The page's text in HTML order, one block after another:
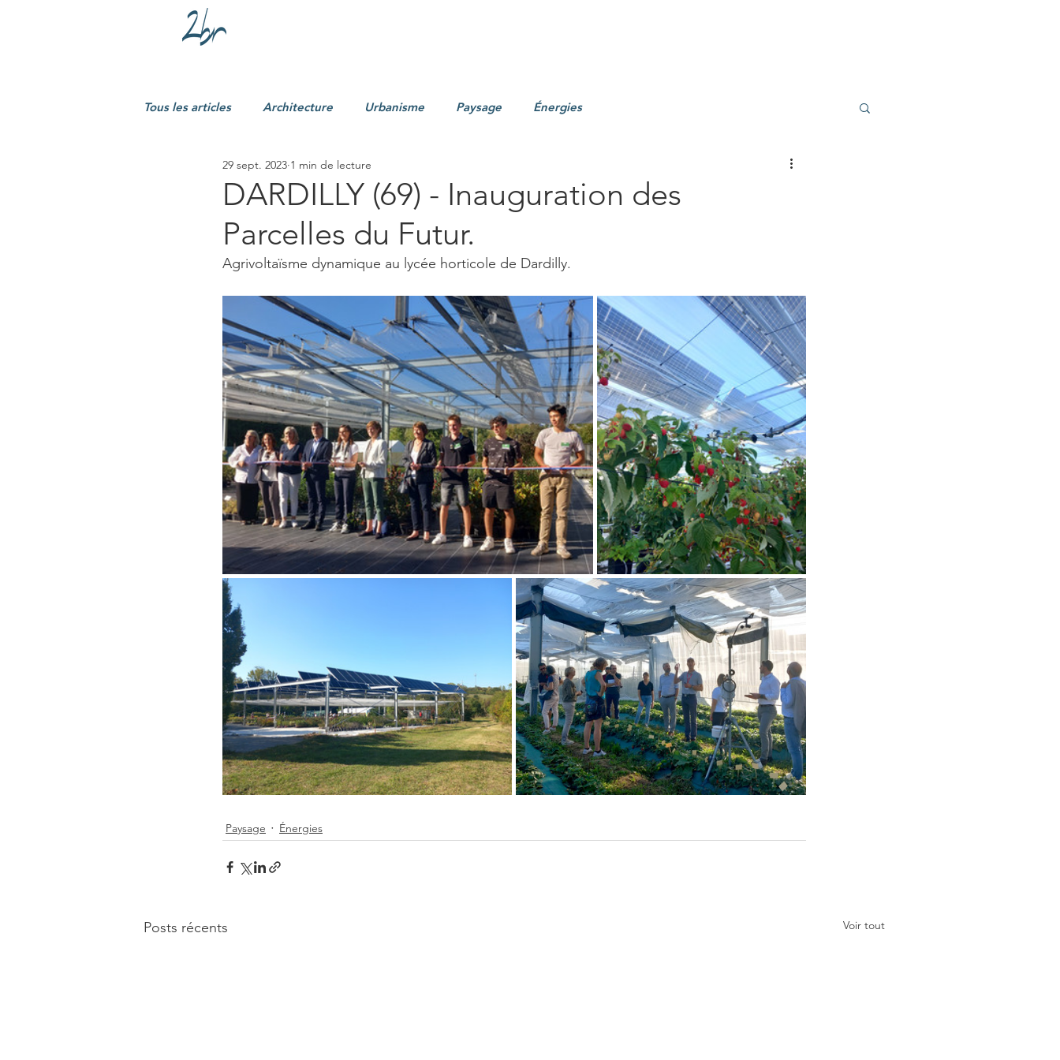
Tous les articles Architecture Urbanisme Paysage Énergies
DARDILLY (69) - Inauguration des
Parcelles du Futur.
29 sept. 2023 1 min de lecture
Agrivoltaïsme dynamique au lycée horticole de Dardilly.
Paysage Énergies
Posts récents Voir tout